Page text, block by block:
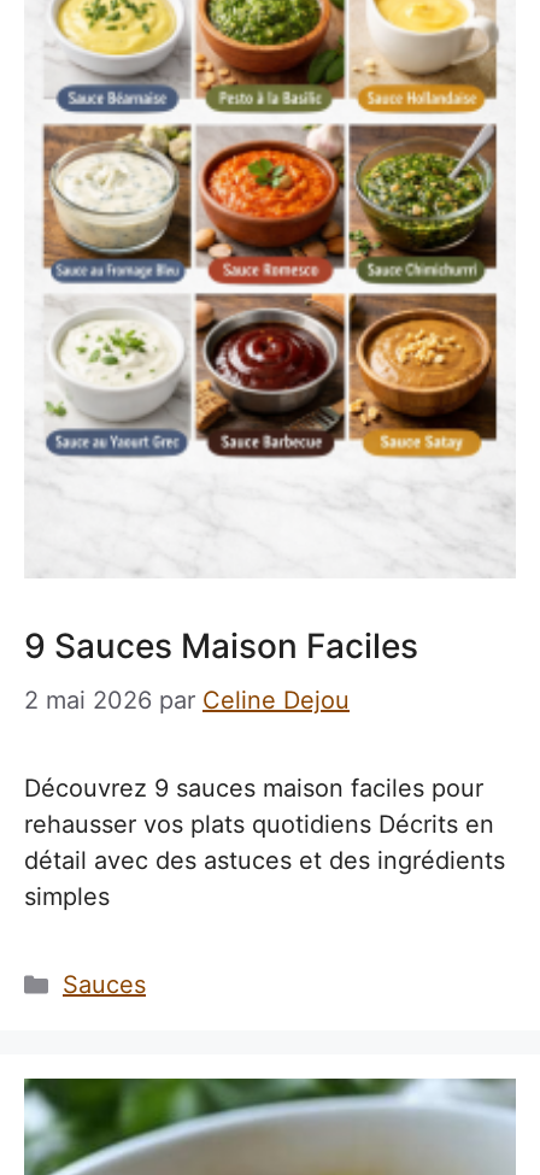
9 Sauces Maison Faciles
2 mai 2026 par Celine Dejou
Découvrez 9 sauces maison faciles pour
rehausser vos plats quotidiens Décrits en
détail avec des astuces et des ingrédients
simples
Catégories
Sauces